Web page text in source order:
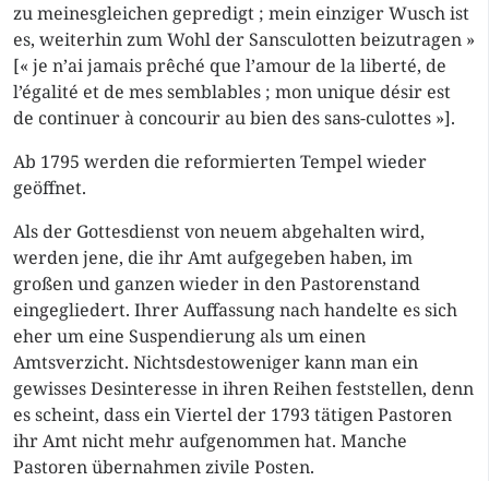
zu meinesgleichen gepredigt ; mein einziger Wusch ist
es, weiterhin zum Wohl der Sansculotten beizutragen »
[« je n’ai jamais prêché que l’amour de la liberté, de
l’égalité et de mes semblables ; mon unique désir est
de continuer à concourir au bien des sans-culottes »].
Ab 1795 werden die reformierten Tempel wieder
geöffnet.
Als der Gottesdienst von neuem abgehalten wird,
werden jene, die ihr Amt aufgegeben haben, im
großen und ganzen wieder in den Pastorenstand
eingegliedert. Ihrer Auffassung nach handelte es sich
eher um eine Suspendierung als um einen
Amtsverzicht. Nichtsdestoweniger kann man ein
gewisses Desinteresse in ihren Reihen feststellen, denn
es scheint, dass ein Viertel der 1793 tätigen Pastoren
ihr Amt nicht mehr aufgenommen hat. Manche
Pastoren übernahmen zivile Posten.